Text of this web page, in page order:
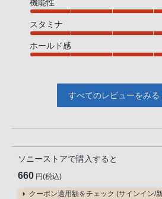
機能性
スタミナ
ホールド感
すべてのレビューをみる
ソニーストアで購入すると
660 円(税込)
クーポン適用額をチェック (サインイン/